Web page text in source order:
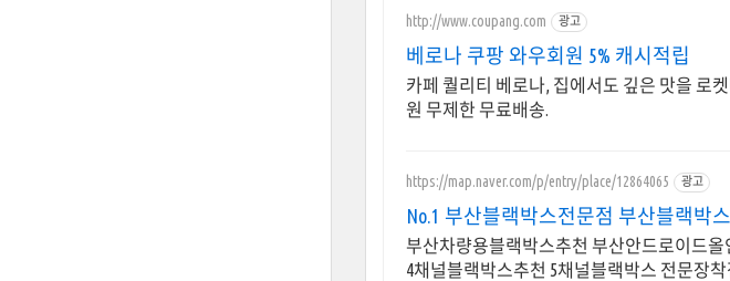
http://www.coupang.com 광고
베로나 쿠팡 와우회원 5% 캐시적립
카페 퀄리티 베로나, 집에서도 깊은 맛을 로
원 무제한 무료배송.
https://map.naver.com/p/entry/place/12864065 광고
No.1 부산블랙박스전문점 부산블랙박
부산차량용블랙박스추천 부산안드로이드
4채널블랙박스추천 5채널블랙박스 전문장착